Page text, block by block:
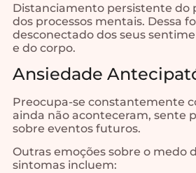
Distanciamento persistente do
dos processos mentais. Dessa
desconectado dos seus
e do corpo.
Ansiedade
Preocupa-se constantemente
ainda não aconteceram, sente
sobre eventos futuros.
Outras emoções sobre o medo
sintomas incluem: